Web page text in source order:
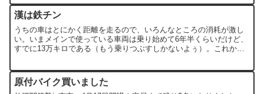
漢は鉄チン
うちの車はとにかく距離を走るので、いろんなところの消耗が激し
い。いまメインで使っている車両は乗り始めて6年半くらいだけど、
すでに13万キロである（もう乗りつぶすしかないよぅ）。これから
原付バイク買いました